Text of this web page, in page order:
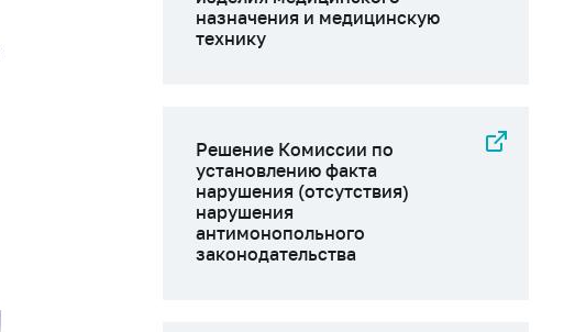
назначения и медицинскую
технику
Решение Комиссии по
установлению факта
нарушения (отсутствия)
нарушения
антимонопольного
законодательства